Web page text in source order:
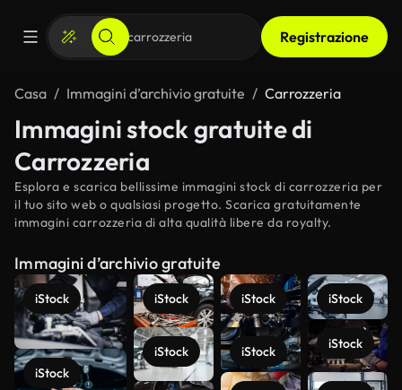
Registrazione
Casa Immagini d’archivio gratuite Carrozzeria
Immagini stock gratuite di
Carrozzeria
Esplora e scarica bellissime immagini stock di carrozzeria per
il tuo sito web o qualsiasi progetto. Scarica gratuitamente
immagini carrozzeria di alta qualità libere da royalty.
Immagini d’archivio gratuite
iStock
iStock
iStock
iStock
iStock
iStock
iStock
iStock